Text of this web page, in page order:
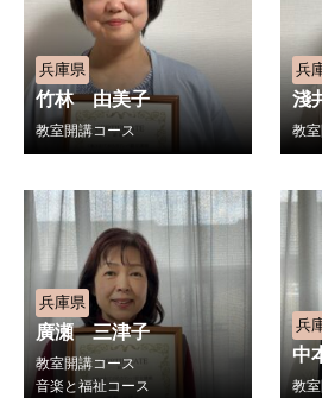
兵庫県
竹林 由美子
教室開講コース
兵
淺
教
兵庫県
廣瀬 三津子
教室開講コース
音楽と福祉コース
兵
中
教